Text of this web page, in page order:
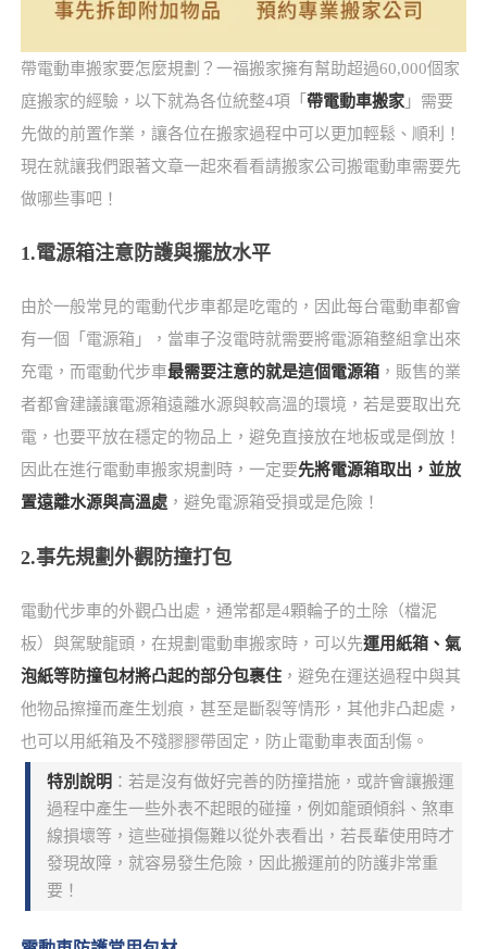
帶電動車搬家要怎麼規劃？一福搬家擁有幫助超過60,000個家
庭搬家的經驗，以下就為各位統整4項「 帶電動車搬家」需要
先做的前置作業，讓各位在搬家過程中可以更加輕鬆、順利！
現在就讓我們跟著文章一起來看看請搬家公司搬電動車需要先
做哪些事吧！
1.電源箱注意防護與擺放水平
由於一般常見的電動代步車都是吃電的，因此每台電動車都會
有一個「電源箱」，當車子沒電時就需要將電源箱整組拿出來
充電，而電動代步車最需要注意的就是這個電源箱，販售的業
者都會建議讓電源箱遠離水源與較高溫的環境，若是要取出充
電，也要平放在穩定的物品上，避免直接放在地板或是倒放！
因此在進行電動車搬家規劃時，一定要先將電源箱取出，並放
置遠離水源與高溫處，避免電源箱受損或是危險！
2.事先規劃外觀防撞打包
電動代步車的外觀凸出處，通常都是4顆輪子的土除（檔泥
板）與駕駛龍頭，在規劃電動車搬家時，可以先運用紙箱、氣
泡紙等防撞包材將凸起的部分包裹住，避免在運送過程中與其
他物品擦撞而產生划痕，甚至是斷裂等情形，其他非凸起處，
也可以用紙箱及不殘膠膠帶固定，防止電動車表面刮傷。
特別說明 ：若是沒有做好完善的防撞措施，或許會讓搬運
過程中產生一些外表不起眼的碰撞，例如龍頭傾斜、煞車
線損壞等，這些碰損傷難以從外表看出，若長輩使用時才
發現故障，就容易發生危險，因此搬運前的防護非常重
要！